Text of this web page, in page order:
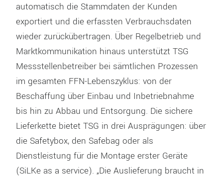
automatisch die Stammdaten der Kunden
exportiert und die erfassten Verbrauchsdaten
wieder zurückübertragen. Über Regelbetrieb und
Marktkommunikation hinaus unterstützt TSG
Messstellenbetreiber bei sämtlichen Prozessen
im gesamten FFN-Lebenszyklus: von der
Beschaffung über Einbau und Inbetriebnahme
bis hin zu Abbau und Entsorgung. Die sichere
Lieferkette bietet TSG in drei Ausprägungen: über
die Safetybox, den Safebag oder als
Dienstleistung für die Montage erster Geräte
(SiLKe as a service). „Die Auslieferung braucht in